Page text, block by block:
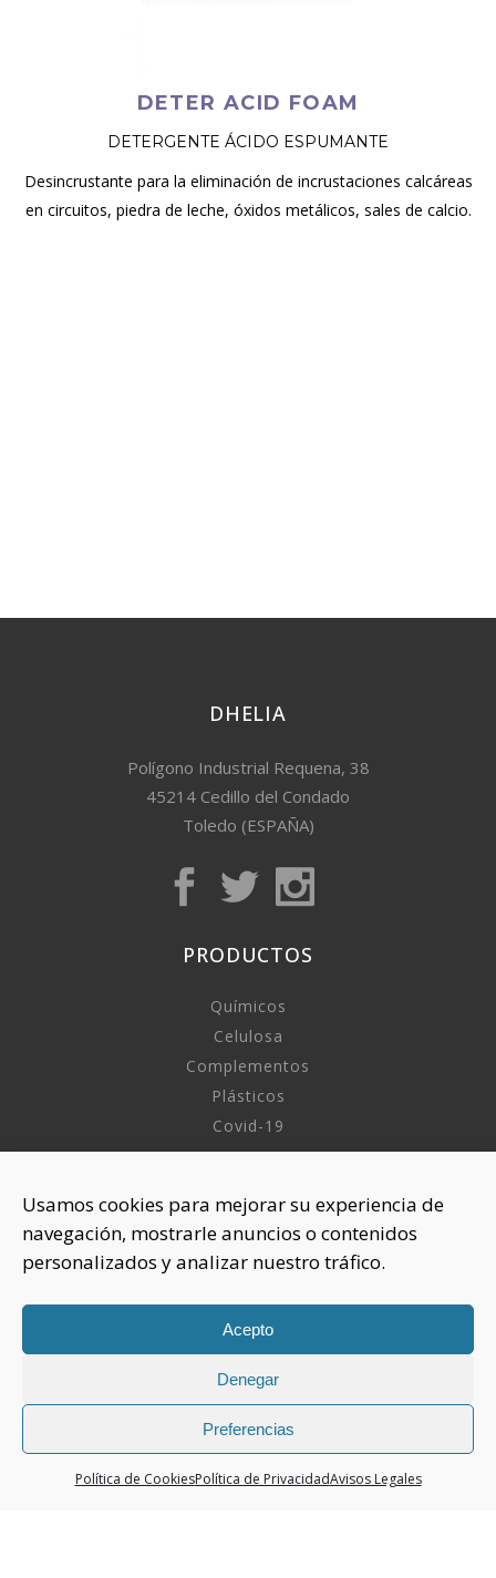
Usamos cookies para mejorar su experiencia de
navegación, mostrarle anuncios o contenidos
personalizados y analizar nuestro tráfico.
Acepto
Denegar
Preferencias
Política de CookiesPolítica de PrivacidadAvisos Legales
DETER ACID FOAM
DETERGENTE ÁCIDO ESPUMANTE
Desincrustante para la eliminación de incrustaciones calcáreas
en circuitos, piedra de leche, óxidos metálicos, sales de calcio.
DHELIA
Polígono Industrial Requena, 38
45214 Cedillo del Condado
Toledo (ESPAÑA)
PRODUCTOS
Químicos
Celulosa
Complementos
Plásticos
Covid-19
Sobre nosotros
Aviso Legal
Política de Privacidad
Política Cookies
CONTACTAR
925 508 922
dhelia@dhelia.es